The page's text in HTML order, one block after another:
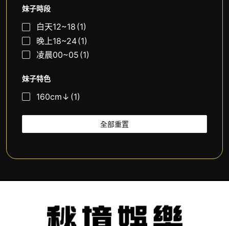
妹子時段
白天12~18 (1)
晚上18~24(1)
凌晨00~05 (1)
妹子特色
160cm↓ (1)
全部重置